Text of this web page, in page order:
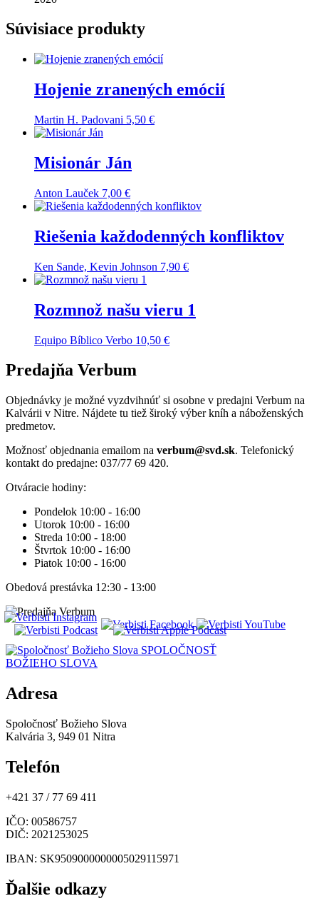
Súvisiace produkty
Hojenie zranených emócií
Martin H. Padovani 5,50 €
Misionár Ján
Anton Lauček 7,00 €
Riešenia každodenných konfliktov
Ken Sande, Kevin Johnson 7,90 €
Rozmnož našu vieru 1
Equipo Bíblico Verbo 10,50 €
Predajňa Verbum
Objednávky je možné vyzdvihnúť si osobne v predajni Verbum na
Kalvárii v Nitre. Nájdete tu tiež široký výber kníh a náboženských
predmetov.
Možnosť objednania emailom na verbum@svd.sk. Telefonický
kontakt do predajne: 037/77 69 420.
Otváracie hodiny:
Pondelok 10:00 - 16:00
Utorok 10:00 - 16:00
Streda 10:00 - 18:00
Štvrtok 10:00 - 16:00
Piatok 10:00 - 16:00
Obedová prestávka 12:30 - 13:00
SPOLOČNOSŤ
BOŽIEHO SLOVA
Adresa
Spoločnosť Božieho Slova
Kalvária 3, 949 01 Nitra
Telefón
+421 37 / 77 69 411
IČO: 00586757
DIČ: 2021253025
IBAN: SK9509000000005029115971
Ďalšie odkazy